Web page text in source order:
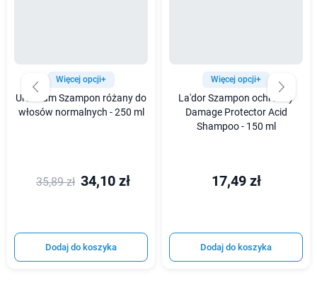
Więcej opcji+
Urtekram Szampon różany do
włosów normalnych - 250 ml
35,89 zł 34,10 zł
Dodaj do koszyka
Więcej opcji+
La'dor Szampon ochronny
Damage Protector Acid
Shampoo - 150 ml
17,49 zł
Dodaj do koszyka